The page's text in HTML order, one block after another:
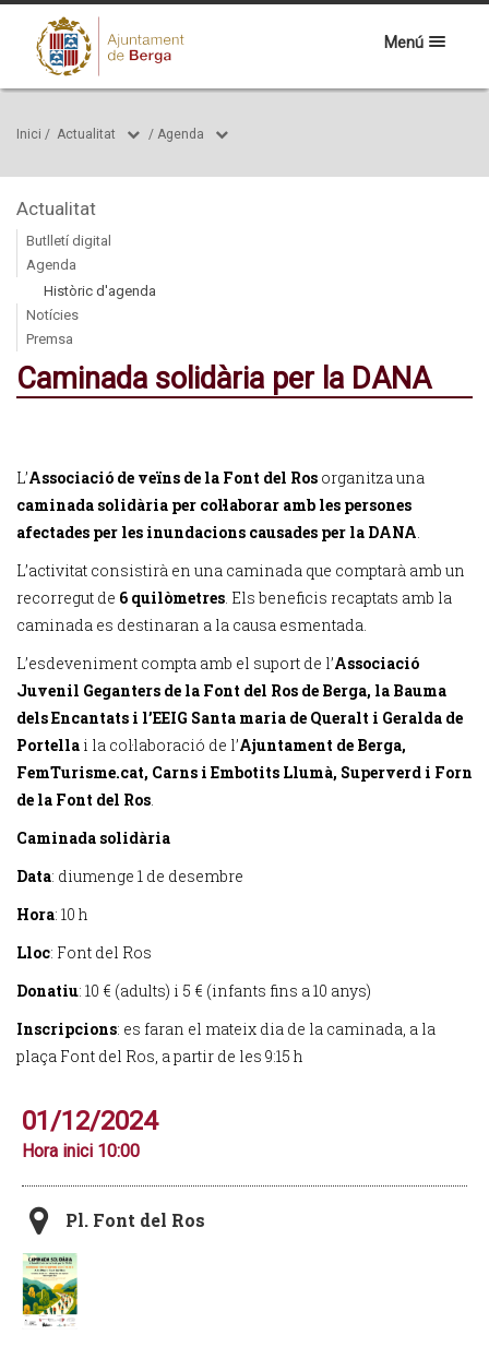
Menú
Inici / Actualitat / Agenda
Actualitat
Butlletí digital
Agenda
Històric d'agenda
Notícies
Premsa
Caminada solidària per la DANA
L’Associació de veïns de la Font del Ros organitza una
caminada solidària per col·laborar amb les persones
afectades per les inundacions causades per la DANA.
L’activitat consistirà en una caminada que comptarà amb un
recorregut de 6 quilòmetres. Els beneficis recaptats amb la
caminada es destinaran a la causa esmentada.
L’esdeveniment compta amb el suport de l’Associació
Juvenil Geganters de la Font del Ros de Berga, la Bauma
dels Encantats i l’EEIG Santa maria de Queralt i Geralda de
Portella i la col·laboració de l’Ajuntament de Berga,
FemTurisme.cat, Carns i Embotits Llumà, Superverd i Forn
de la Font del Ros.
Caminada solidària
Data: diumenge 1 de desembre
Hora: 10 h
Lloc: Font del Ros
Donatiu: 10 € (adults) i 5 € (infants fins a 10 anys)
Inscripcions: es faran el mateix dia de la caminada, a la
plaça Font del Ros, a partir de les 9:15 h
01/12/2024
Hora inici 10:00
Pl. Font del Ros